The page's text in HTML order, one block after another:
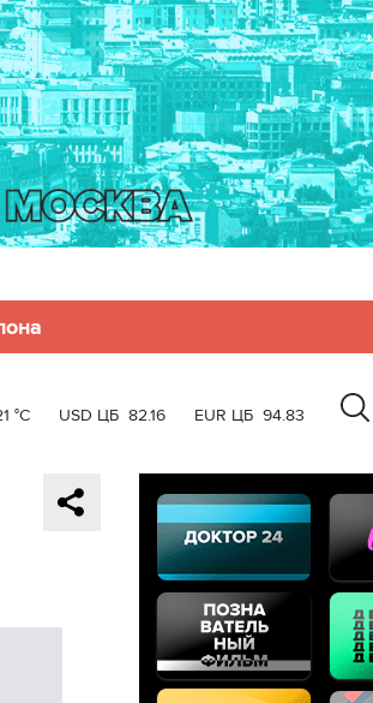
°C USD ЦБ 82.16 EUR ЦБ 94.83